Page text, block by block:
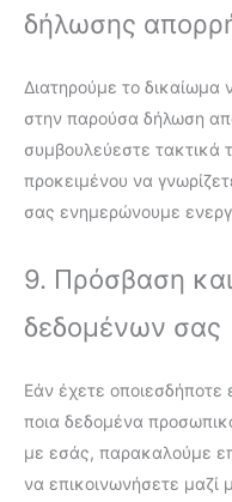
δήλωσης
Διατηρούμε το δικαίωμα
στην παρούσα δήλωση
συμβουλεύεστε τακτικά
προκειμένου να
σας ενημερώνουμε
9. Πρόσβαση
δεδομένων σας
Εάν έχετε οποιεσδήποτε
ποια δεδομένα
με εσάς, παρακαλούμε
να επικοινωνήσετε μαζί